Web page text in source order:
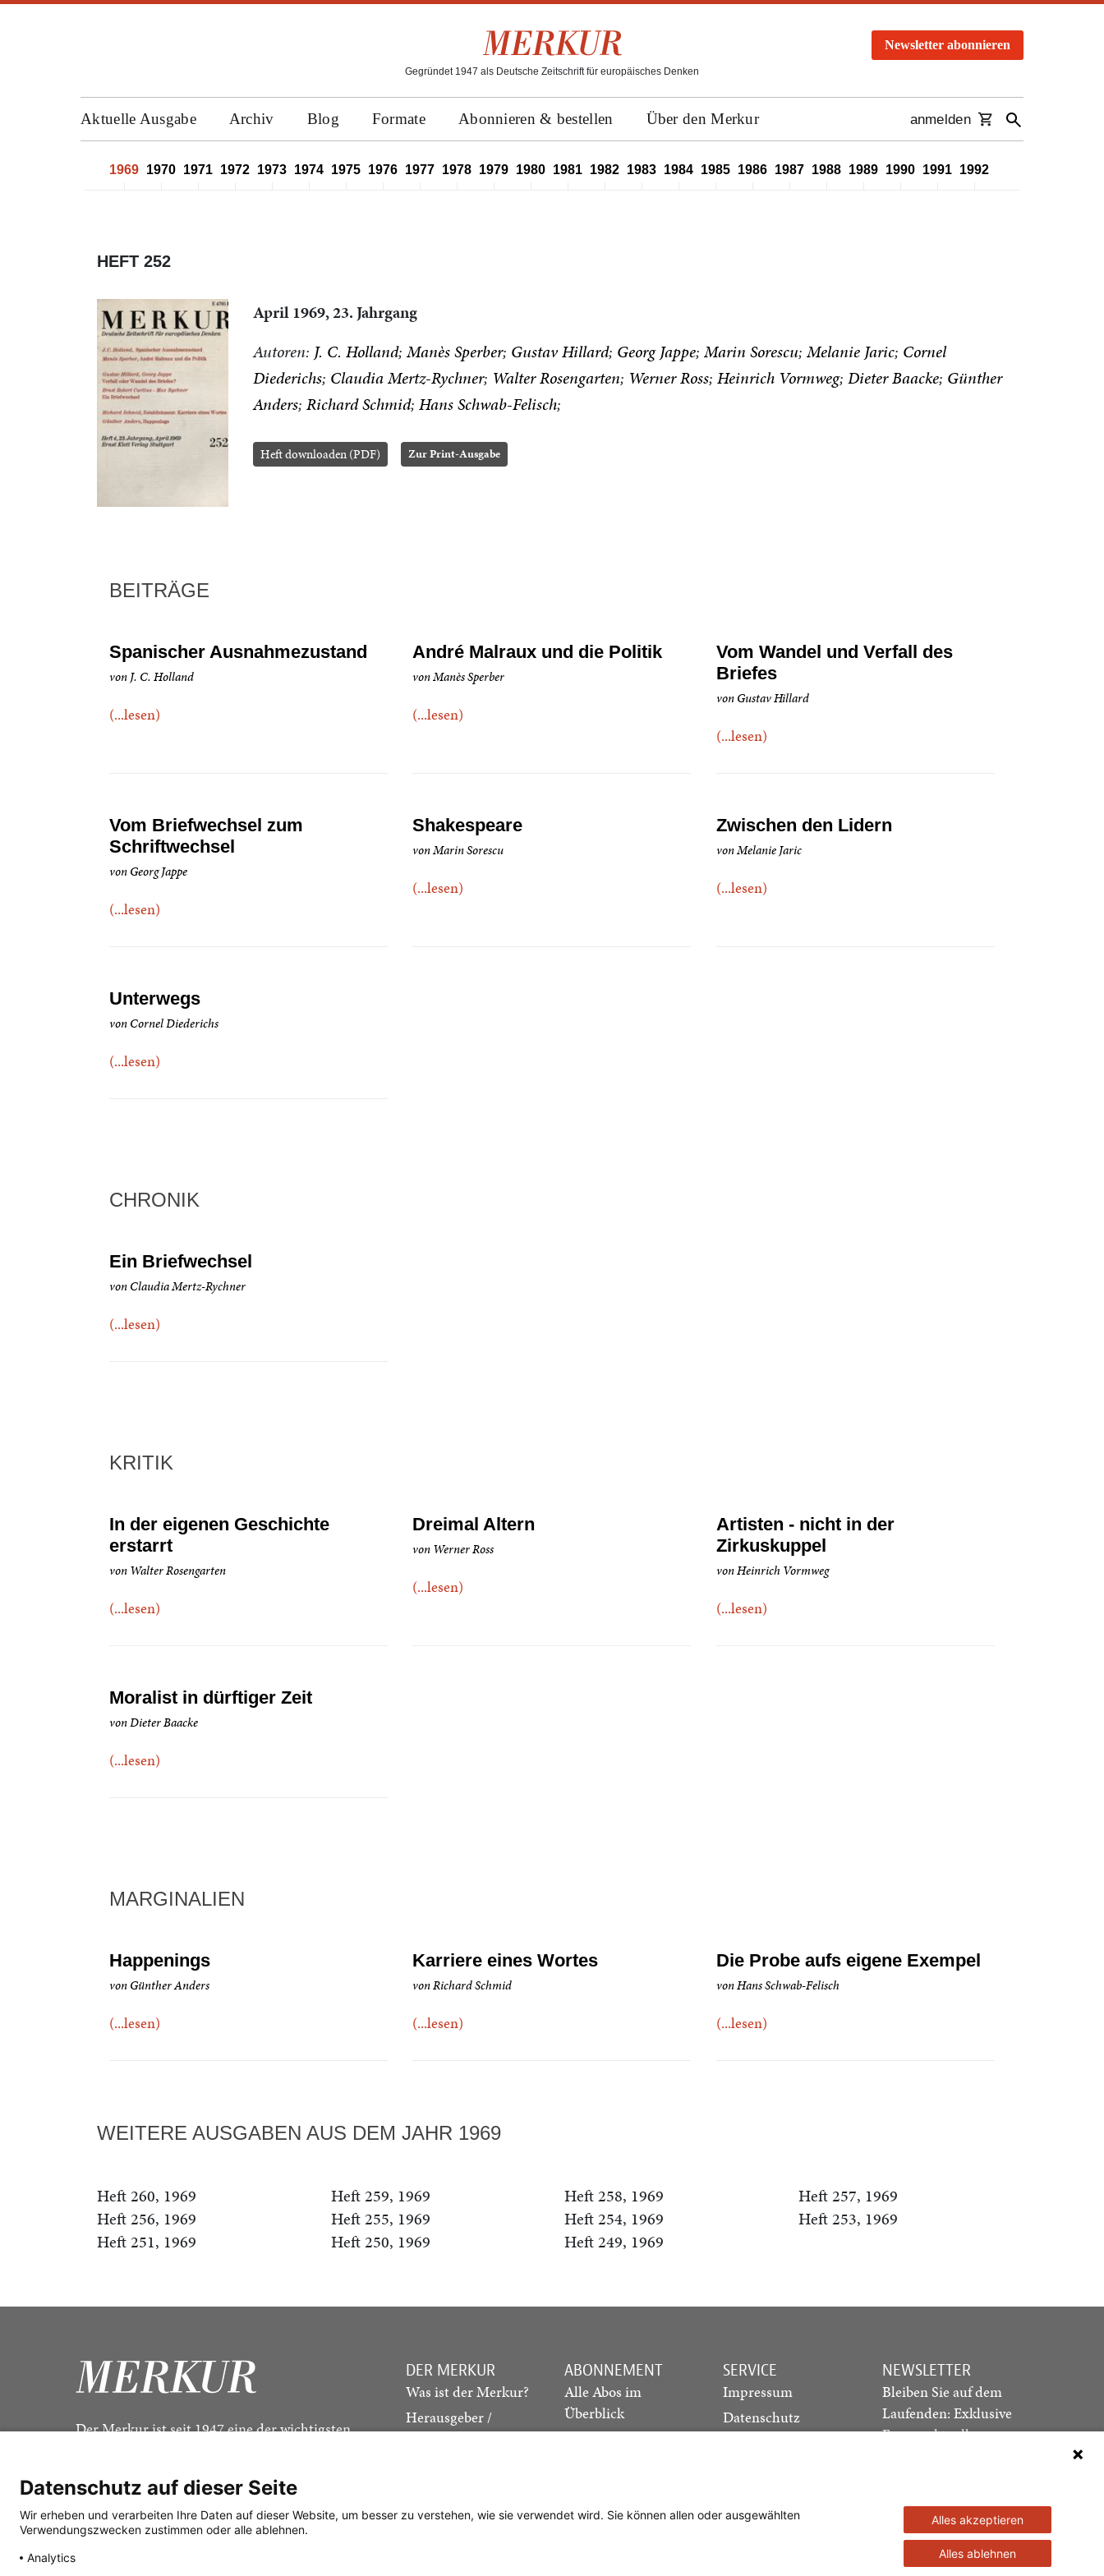
Gegründet 1947 als Deutsche Zeitschrift für europäisches Denken
Newsletter abonnieren
Aktuelle Ausgabe Archiv Blog Formate Abonnieren & bestellen Über den Merkur anmelden
1969 1970 1971 1972 1973 1974 1975 1976 1977 1978 1979 1980 1981 1982 1983 1984 1985 1986 1987 1988 1989 1990 1991 1992
HEFT 252
April 1969, 23. Jahrgang
Autoren: J. C. Holland Manès Sperber Gustav Hillard Georg Jappe Marin Sorescu Melanie Jaric Cornel
Diederichs Claudia Mertz-Rychner Walter Rosengarten Werner Ross Heinrich Vormweg Dieter Baacke Günther
Anders Richard Schmid Hans Schwab-Felisch
Heft downloaden (PDF) Zur Print-Ausgabe
BEITRÄGE
Spanischer Ausnahmezustand
von J. C. Holland
(...lesen)
André Malraux und die Politik
von Manès Sperber
(...lesen)
Vom Wandel und Verfall des
Briefes
von Gustav Hillard
(...lesen)
Vom Briefwechsel zum
Schriftwechsel
von Georg Jappe
(...lesen)
Shakespeare
von Marin Sorescu
(...lesen)
Zwischen den Lidern
von Melanie Jaric
(...lesen)
Unterwegs
von Cornel Diederichs
(...lesen)
CHRONIK
Ein Briefwechsel
von Claudia Mertz-Rychner
(...lesen)
KRITIK
In der eigenen Geschichte
erstarrt
von Walter Rosengarten
(...lesen)
Dreimal Altern
von Werner Ross
(...lesen)
Artisten - nicht in der
Zirkuskuppel
von Heinrich Vormweg
(...lesen)
Moralist in dürftiger Zeit
von Dieter Baacke
(...lesen)
MARGINALIEN
Happenings
von Günther Anders
(...lesen)
Karriere eines Wortes
von Richard Schmid
(...lesen)
Die Probe aufs eigene Exempel
von Hans Schwab-Felisch
(...lesen)
WEITERE AUSGABEN AUS DEM JAHR 1969
Heft 260, 1969 Heft 259, 1969 Heft 258, 1969
Heft 257, 1969
Heft 256, 1969
Heft 255, 1969 Heft 254, 1969
Heft 253, 1969
Heft 251, 1969
Heft 250, 1969 Heft 249, 1969
Der Merkur ist seit 1947 eine der wichtigsten
DER MERKUR
Was ist der Merkur?
Herausgeber /
ABONNEMENT
Alle Abos im
Überblick
Studierenden-Abo
SERVICE
Impressum
Datenschutz
NEWSLETTER
Bleiben Sie auf dem
Laufenden: Exklusive
Essays, aktuelle
Newsletter abonnieren
Datenschutz auf dieser Seite
Wir erheben und verarbeiten Ihre Daten auf dieser Website, um besser zu verstehen, wie sie verwendet wird. Sie können allen oder ausgewählten
Verwendungszwecken zustimmen oder alle ablehnen.
Analytics
Alles akzeptieren
Alles ablehnen